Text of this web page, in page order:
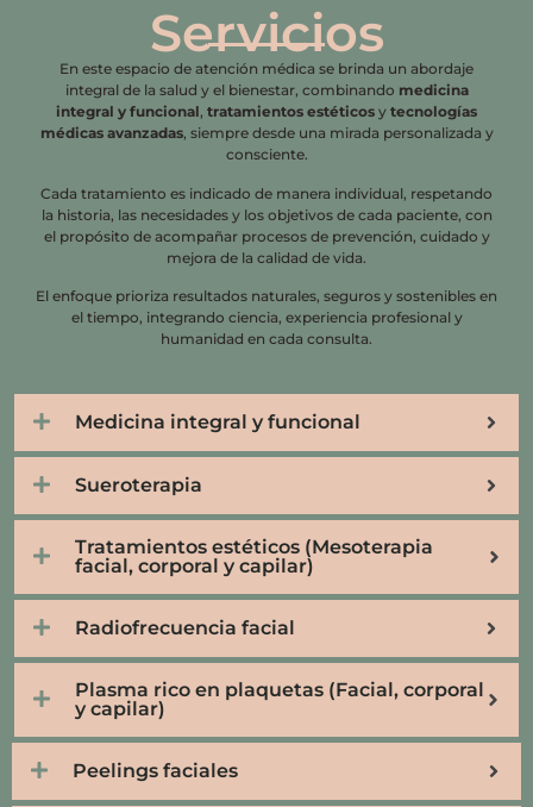
Servicios
En este espacio de atención médica se brinda un abordaje
integral de la salud y el bienestar, combinando medicina
integral y funcional, tratamientos estéticos y tecnologías
médicas avanzadas, siempre desde una mirada personalizada y
consciente.
Cada tratamiento es indicado de manera individual, respetando
la historia, las necesidades y los objetivos de cada paciente, con
el propósito de acompañar procesos de prevención, cuidado y
mejora de la calidad de vida.
El enfoque prioriza resultados naturales, seguros y sostenibles en
el tiempo, integrando ciencia, experiencia profesional y
humanidad en cada consulta.
Medicina integral y funcional
Sueroterapia
Tratamientos estéticos (Mesoterapia
facial, corporal y capilar)
Radiofrecuencia facial
Plasma rico en plaquetas (Facial, corporal
y capilar)
Peelings faciales